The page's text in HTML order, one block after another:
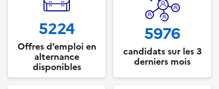
5224
Offres d'emploi en
alternance
disponibles
5976
candidats sur les 3
derniers mois